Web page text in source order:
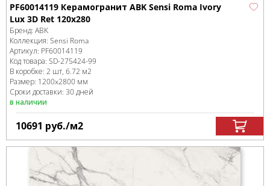
PF60014119 Керамогранит ABK Sensi Roma Ivory
Lux 3D Ret 120x280
Бренд: ABK
Коллекция: Sensi Roma
Артикул: PF60014119
Код товара: SD-275424-99
В коробке: 2 шт, 6.72 м2
Размер: 1200x2800 мм
Сроки доставки: 30 дней
в наличии
10691 руб./м2